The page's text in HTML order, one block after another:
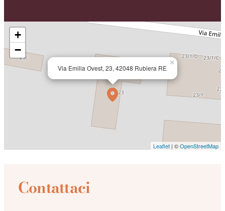
Via Emilia Ovest, 23, 42048 Rubiera RE
×
+
−
Leaflet | ©OpenStreetMap
Contattaci